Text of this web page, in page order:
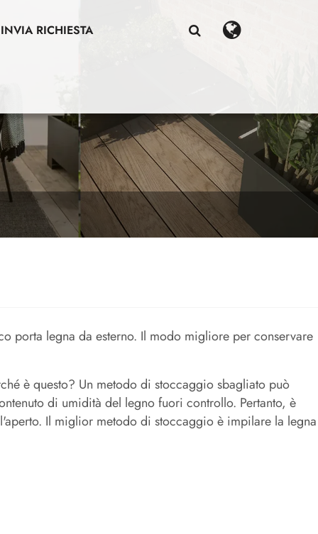
INVIA RICHIESTA
porta legna da esterno. Il modo migliore per conservare
è questo? Un metodo di stoccaggio sbagliato può
di umidità del legno fuori controllo. Pertanto, è
Il miglior metodo di stoccaggio è impilare la legna